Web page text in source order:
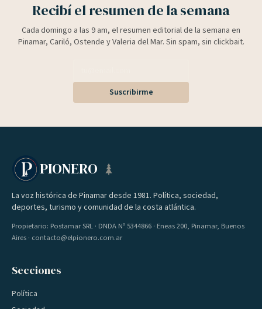
Recibí el resumen de la semana
Cada domingo a las 9 am, el resumen editorial de la semana en
Pinamar, Cariló, Ostende y Valeria del Mar. Sin spam, sin clickbait.
Suscribirme
PIONERO
La voz histórica de Pinamar desde 1981. Política, sociedad,
deportes, turismo y comunidad de la costa atlántica.
Propietario: Postamar SRL · DNDA Nº 5344866 · Eneas 200, Pinamar, Buenos
Aires · contacto@elpionero.com.ar
Secciones
Política